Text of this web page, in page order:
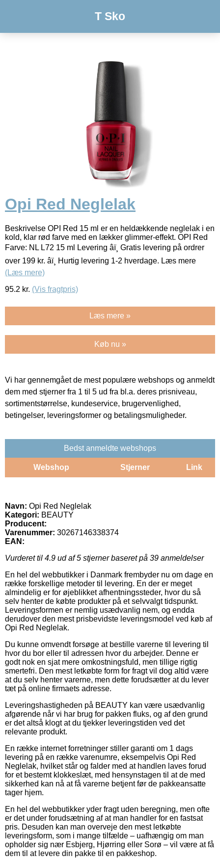
T Sko
Opi Red Neglelak
Beskrivelse OPI Red 15 ml er en heldækkende neglelak i en
kold, klar rød farve med en lækker glimmer-effekt. OPI Red
Farve: NL L72 15 ml Levering âï¸ Gratis levering på ordrer
over 199 kr. âï¸ Hurtig levering 1-2 hverdage. Læs mere
(Læs mere)
95.2 kr. (Vis fragtpris)
Læs mere »
Køb nu »
Vi har gennemgået de mest populære webshops og anmeldt
dem med stjerner fra 1 til 5 ud fra bl.a. deres prisniveau,
sortimentstørrelse, kundeservice, brugervenlighed,
betingelser, leveringsformer og betalingsmuligheder.
Bedst anmeldte webshops
Webshop Stjerner Link
Navn: Opi Red Neglelak
Kategori: BEAUTY
Producent:
Varenummer: 30267146338374
EAN:
Vurderet til 4.9 ud af 5 stjerner baseret på 39 anmeldelser
En hel del webbutikker i Danmark frembyder nu om dage en
række forskellige metoder til levering. En der er meget
almindelig er for øjeblikket afhentningssteder, hvor du så
selv henter de købte produkter på et selvvalgt tidspunkt.
Leveringsformen er nemlig usædvanlig nem, og endda
derudover den mest prisbevidste leveringsmodel ved køb af
Opi Red Neglelak.
Du kunne omvendt forsøge at bestille varerne til levering til
hvor du bor eller til adressen hvor du arbejder. Denne er
godt nok en sjat mere omkostningsfuld, men tillige rigtig
smertefri. Den mest letkøbte form for fragt vil dog altid være
at du selv henter varerne, men dette forudsætter at du lever
tæt på online firmaets adresse.
Leveringshastigheden på BEAUTY kan være usædvanlig
afgørende når vi har brug for pakken fluks, og af den grund
er det altså klogt at du tjekker leveringstiden ved det
relevante produkt.
En række internet forretninger stiller garanti om 1 dags
levering på en række varenumre, eksempelvis Opi Red
Neglelak, hvilket står og falder med at handlen laves forud
for et bestemt klokkeslæt, med hensynstagen til at de med
sikkerhed kan nå at få varerne betjent før de pakkeansatte
tager hjem.
En hel del webbutikker yder fragt uden beregning, men ofte
er det under forudsætning af at man handler for en fastsat
pris. Desuden kan man overveje den mest letkøbte
leveringsform, som i mange tilfælde – uafhængig om man
opholder sig nær Esbjerg, Hjørring eller Sorø – vil være at få
dem til at levere din pakke til en pakkeshop.